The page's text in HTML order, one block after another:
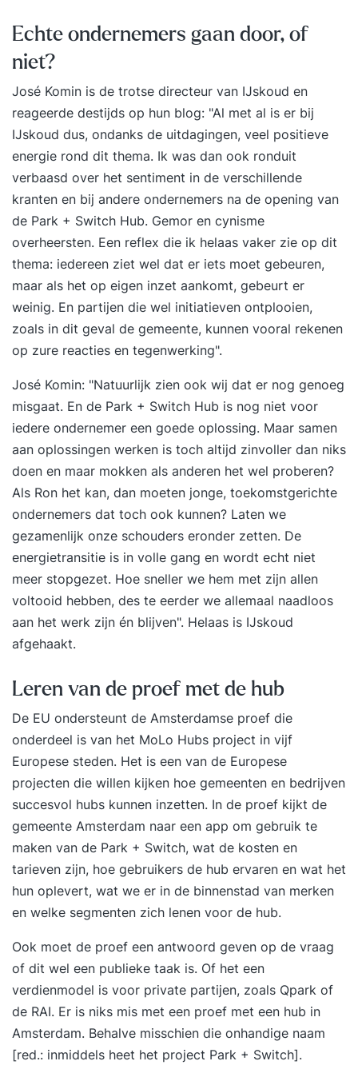
Echte ondernemers gaan door, of
niet?
José Komin is de trotse directeur van IJskoud en
reageerde destijds op hun blog: "Al met al is er bij
IJskoud dus, ondanks de uitdagingen, veel positieve
energie rond dit thema. Ik was dan ook ronduit
verbaasd over het sentiment in de verschillende
kranten en bij andere ondernemers na de opening van
de Park + Switch Hub. Gemor en cynisme
overheersten. Een reflex die ik helaas vaker zie op dit
thema: iedereen ziet wel dat er iets moet gebeuren,
maar als het op eigen inzet aankomt, gebeurt er
weinig. En partijen die wel initiatieven ontplooien,
zoals in dit geval de gemeente, kunnen vooral rekenen
op zure reacties en tegenwerking".
José Komin: "Natuurlijk zien ook wij dat er nog genoeg
misgaat. En de Park + Switch Hub is nog niet voor
iedere ondernemer een goede oplossing. Maar samen
aan oplossingen werken is toch altijd zinvoller dan niks
doen en maar mokken als anderen het wel proberen?
Als Ron het kan, dan moeten jonge, toekomstgerichte
ondernemers dat toch ook kunnen? Laten we
gezamenlijk onze schouders eronder zetten. De
energietransitie is in volle gang en wordt echt niet
meer stopgezet. Hoe sneller we hem met zijn allen
voltooid hebben, des te eerder we allemaal naadloos
aan het werk zijn én blijven". Helaas is IJskoud
afgehaakt.
Leren van de proef met de hub
De EU ondersteunt de Amsterdamse proef die
onderdeel is van het MoLo Hubs project in vijf
Europese steden. Het is een van de Europese
projecten die willen kijken hoe gemeenten en bedrijven
succesvol hubs kunnen inzetten. In de proef kijkt de
gemeente Amsterdam naar een app om gebruik te
maken van de Park + Switch, wat de kosten en
tarieven zijn, hoe gebruikers de hub ervaren en wat het
hun oplevert, wat we er in de binnenstad van merken
en welke segmenten zich lenen voor de hub.
Ook moet de proef een antwoord geven op de vraag
of dit wel een publieke taak is. Of het een
verdienmodel is voor private partijen, zoals Qpark of
de RAI. Er is niks mis met een proef met een hub in
Amsterdam. Behalve misschien die onhandige naam
[red.: inmiddels heet het project Park + Switch].